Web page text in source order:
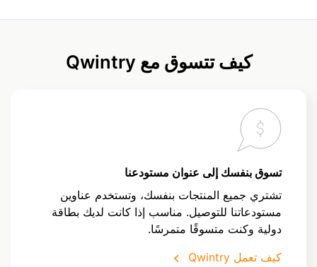
كيف تتسوق مع Qwintry
تسوق بنفسك إلى عنوان مستودعنا
تشتري جميع المنتجات بنفسك، وتستخدم عناوين
مستودعاتنا للتوصيل. مناسب إذا كانت لديك بطاقة
دولية وكنت متسوقًا متمرسًا.
كيف تعمل Qwintry